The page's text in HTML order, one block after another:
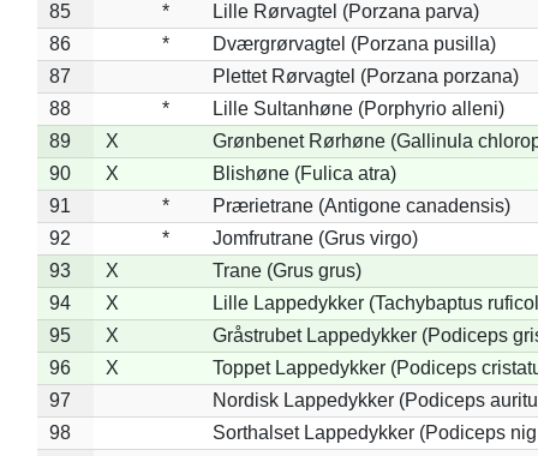
85
*
Lille Rørvagtel (Porzana parva)
86
*
Dværgrørvagtel (Porzana pusilla)
87
Plettet Rørvagtel (Porzana porzana)
88
*
Lille Sultanhøne (Porphyrio alleni)
89
X
Grønbenet Rørhøne (Gallinula
90
X
Blishøne (Fulica atra)
91
*
Prærietrane (Antigone canadensis)
92
*
Jomfrutrane (Grus virgo)
93
X
Trane (Grus grus)
94
X
Lille Lappedykker (Tachybaptus
95
X
Gråstrubet Lappedykker (Podiceps
96
X
Toppet Lappedykker (Podiceps
97
Nordisk Lappedykker (Podiceps
98
Sorthalset Lappedykker (Podiceps